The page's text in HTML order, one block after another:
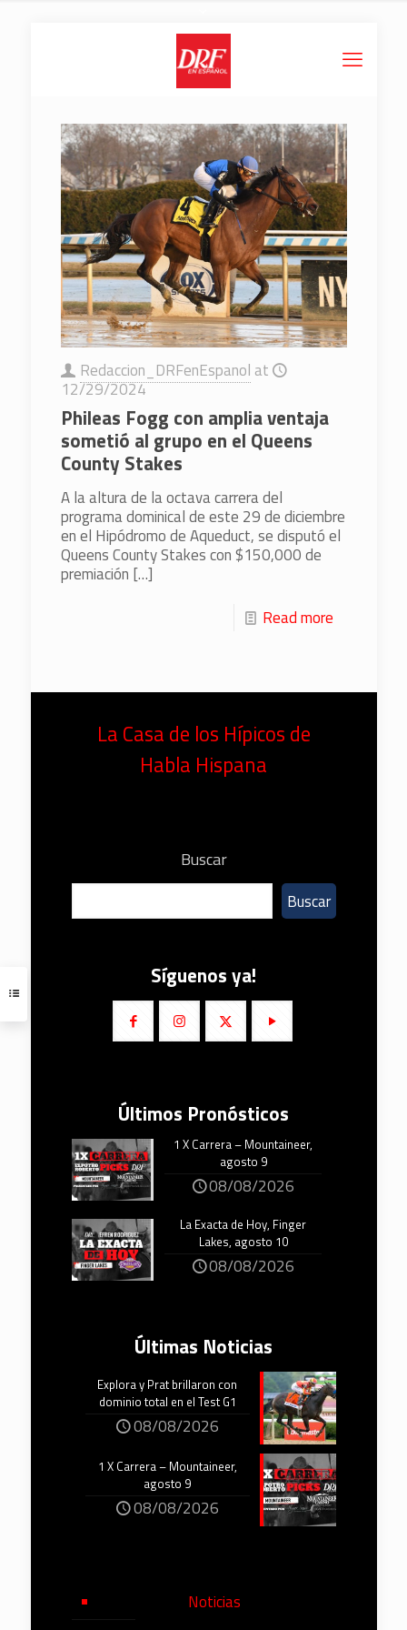
Redaccion_DRFenEspanol at
12/29/2024
Phileas Fogg con amplia ventaja
sometió al grupo en el Queens
County Stakes
A la altura de la octava carrera del
programa dominical de este 29 de diciembre
en el Hipódromo de Aqueduct, se disputó el
Queens County Stakes con $150,000 de
premiación […]
Read more
La Casa de los Hípicos de
Habla Hispana
Buscar
Buscar
Síguenos ya!
Últimos Pronósticos
1 X Carrera – Mountaineer,
agosto 9
08/08/2026
La Exacta de Hoy, Finger
Lakes, agosto 10
08/08/2026
Últimas Noticias
Explora y Prat brillaron con
dominio total en el Test G1
08/08/2026
1 X Carrera – Mountaineer,
agosto 9
08/08/2026
Noticias